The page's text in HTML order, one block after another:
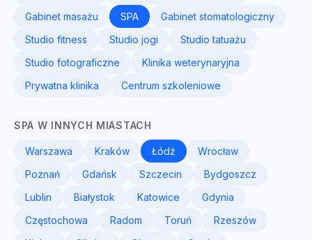
Gabinet masażu
SPA
Gabinet stomatologiczny
Studio fitness
Studio jogi
Studio tatuażu
Studio fotograficzne
Klinika weterynaryjna
Prywatna klinika
Centrum szkoleniowe
SPA W INNYCH MIASTACH
Warszawa Kraków Łódź
Wrocław
Poznań
Gdańsk Szczecin
Bydgoszcz
Lublin
Białystok Katowice
Gdynia
Częstochowa
Radom Toruń
Rzeszów